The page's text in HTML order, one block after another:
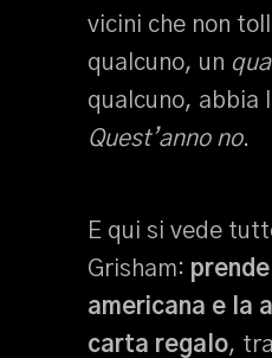
vicini che non
qualcuno, un
qualcuno, abbia
Quest’anno no.
E qui si vede
Grisham:
americana e la
carta regalo,